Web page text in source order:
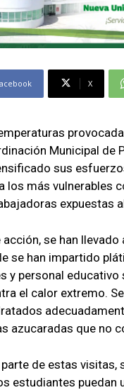
X
Municipal de
sus
los más vulnerables
expuestas
acción, se han
se han impartido
y personal
el calor extremo.
azucaradas que no
de estas visitas,
estudiantes